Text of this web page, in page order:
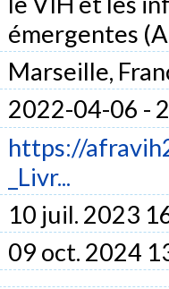
émergentes
Marseille,
2022-04-06 -
https://
_Livr...
10 juil. 2023
09 oct. 2024